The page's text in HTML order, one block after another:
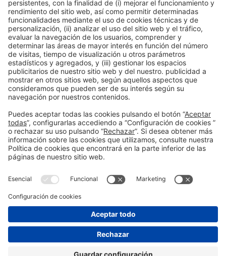
Información generalAviso legalPolítica de privacidad
Política de cookies
#PISCINABARCELONA
© 2024 Fira de Barcelona
Instagram?